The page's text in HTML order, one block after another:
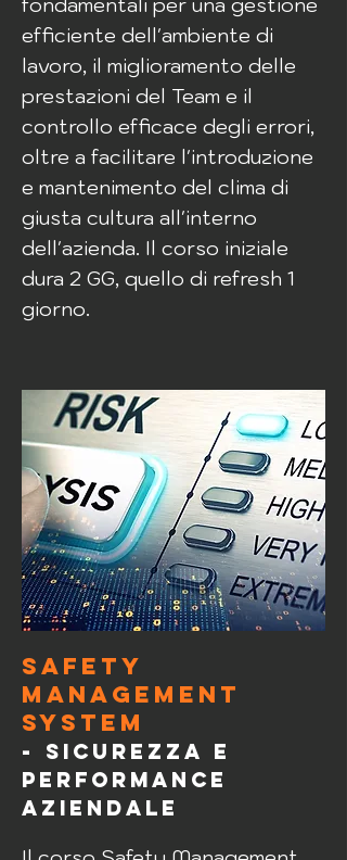
efficiente dell'ambiente di
lavoro, il miglioramento delle
prestazioni del Team e il
controllo efficace degli errori,
oltre a facilitare l'introduzione
e mantenimento del clima di
giusta cultura all'interno
dell'azienda. Il corso iniziale
dura 2 GG, quello di refresh 1
giorno.
SAFETY
MANAGEMENT
SYSTEM
-
Sicurezza e
performance
aziendale